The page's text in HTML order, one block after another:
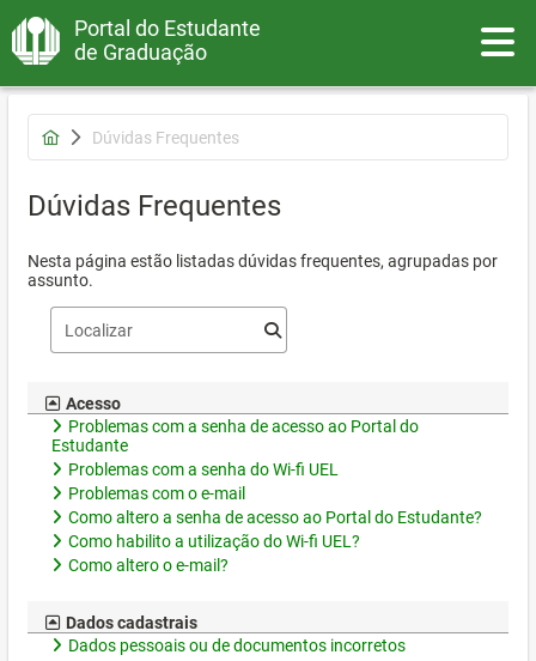
Portal do Estudante
de Graduação
Dúvidas Frequentes
Dúvidas Frequentes
Nesta página estão listadas dúvidas frequentes, agrupadas por
assunto.
Acesso
Problemas com a senha de acesso ao Portal do
Estudante
Problemas com a senha do Wi-fi UEL
Problemas com o e-mail
Como altero a senha de acesso ao Portal do Estudante?
Como habilito a utilização do Wi-fi UEL?
Como altero o e-mail?
Dados cadastrais
Dados pessoais ou de documentos incorretos